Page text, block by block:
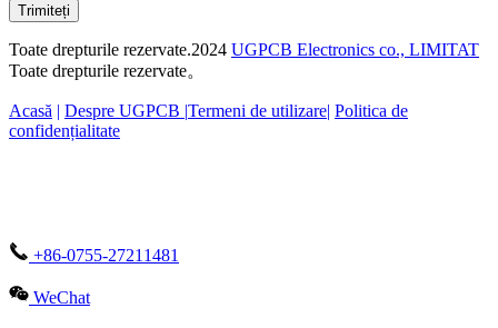
Trimiteți
Toate drepturile rezervate.2024 UGPCB Electronics co., LIMITAT
Toate drepturile rezervate。
Acasă | Despre UGPCB |Termeni de utilizare| Politica de
confidențialitate
+86-0755-27211481
WeChat